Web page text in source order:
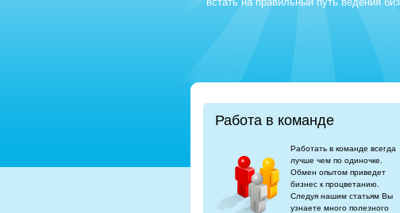
Работа в команде
Работать в команде всегда
лучше чем по одиночке.
Обмен опытом приведет
бизнес к процветанию.
Следуя нашим статьям Вы
узнаете много полезного